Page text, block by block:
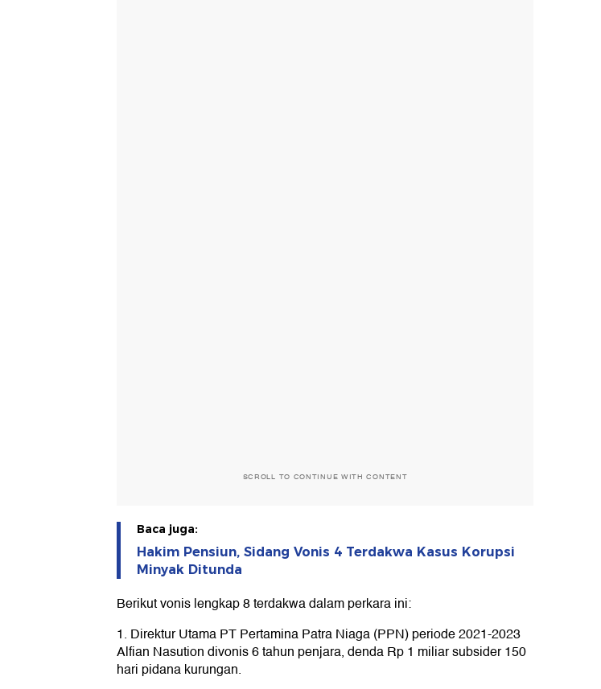
SCROLL TO CONTINUE WITH CONTENT
Baca juga:
Hakim Pensiun, Sidang Vonis 4 Terdakwa Kasus Korupsi
Minyak Ditunda
Berikut vonis lengkap 8 terdakwa dalam perkara ini:
1. Direktur Utama PT Pertamina Patra Niaga (PPN) periode 2021-2023
Alfian Nasution divonis 6 tahun penjara, denda Rp 1 miliar subsider 150
hari pidana kurungan.